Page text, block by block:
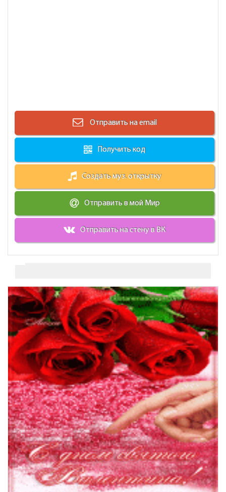
Отправить на email
Получить код
Создать муз. открытку
Отправить в мой Мир
Отправить на стену в ВК